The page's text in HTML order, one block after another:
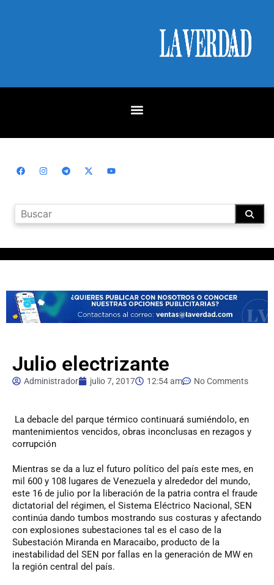
Julio electrizante
Administrador julio 7, 2017 12:54 am No Comments
La debacle del parque térmico continuará sumiéndolo, en
mantenimientos vencidos, obras inconclusas en rezagos y
corrupción
Mientras se da a luz el futuro político del país este mes, en
mil 600 y 108 lugares de Venezuela y alrededor del mundo,
este 16 de julio por la liberación de la patria contra el fraude
dictatorial del régimen, el Sistema Eléctrico Nacional, SEN
continúa dando tumbos mostrando sus costuras y afectando
con explosiones subestaciones tal es el caso de la
Subestación Miranda en Maracaibo, producto de la
inestabilidad del SEN por fallas en la generación de MW en
la región central del país.